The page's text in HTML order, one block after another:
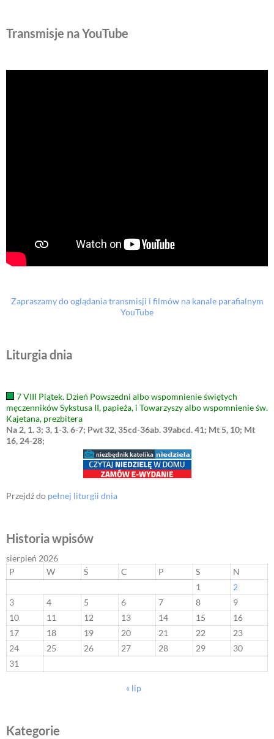
Transmisje na YouTube
Zapraszamy do oglądania transmisji i filmów na kanale parafialnym
YouTube
Liturgia dnia
7 VIII Piątek. Dzień Powszedni albo wspomnienie świętych
męczenników Sykstusa II, papieża, i Towarzyszy albo wspomnienie św.
Kajetana, prezbitera
Na 2, 1. 3; 3, 1-3. 6-7; Pwt 32, 35cd-36ab. 39abcd. 41; Mt 5, 10; Mt
16, 24-28;
Przejdź do pełnej liturgii dnia
Historia wpisów
sierpień 2026
P
W Ś C P S
N
1
2
3
4 5 6 7 8
9
10
11 12 13 14 15
16
17
18 19 20 21 22
23
24
25 26 27 28 29
30
31
« lip
Kategorie